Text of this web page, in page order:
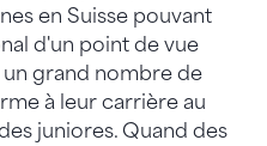
en Suisse pouvant
d'un point de vue
grand nombre de
à leur carrière au
juniores. Quand des